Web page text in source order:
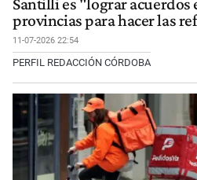
Santilli es "lograr acuerdos
provincias para hacer las
11-07-2026 22:54
PERFIL REDACCIÓN CÓRDOBA